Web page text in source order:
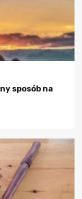
sposób na